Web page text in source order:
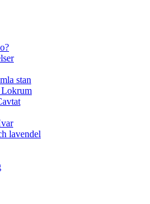
stan
Lokrum
lavendel